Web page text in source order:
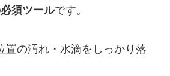
須ツールです。
置の汚れ・水滴をしっかり落